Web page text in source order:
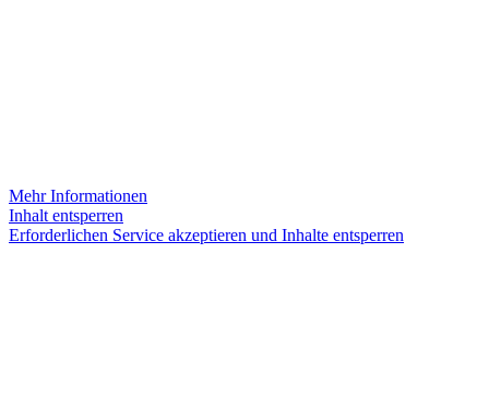
Mehr Informationen
Inhalt entsperren
Erforderlichen Service akzeptieren und Inhalte entsperren